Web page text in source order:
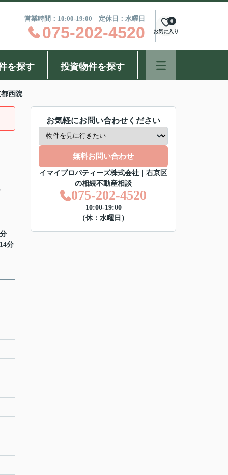
営業時間：10:00-19:00 定休日：水曜日
075-202-4520 お気に入り
0
を探す 投資物件を探す
西院
分
お気軽にお問い合わせください
無料お問い合わせ
イマイプロパティーズ株式会社｜右京区
の相続不動産相談
075-202-4520
10:00-19:00
（休：水曜日）